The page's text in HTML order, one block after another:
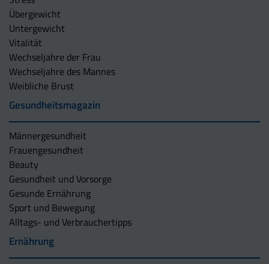
Übergewicht
Untergewicht
Vitalität
Wechseljahre der Frau
Wechseljahre des Mannes
Weibliche Brust
Gesundheitsmagazin
Männergesundheit
Frauengesundheit
Beauty
Gesundheit und Vorsorge
Gesunde Ernährung
Sport und Bewegung
Alltags- und Verbrauchertipps
Ernährung